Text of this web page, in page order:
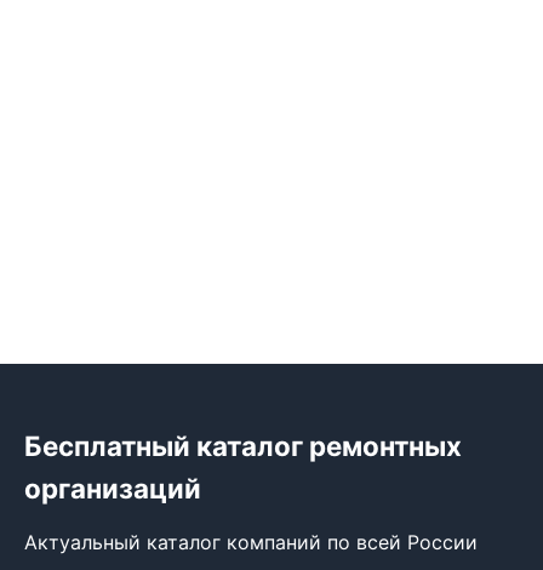
Бесплатный каталог ремонтных
организаций
Актуальный каталог компаний по всей России